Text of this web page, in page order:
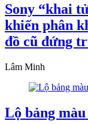
Sony “khai
khiến phân
đồ cũ đứng
Lâm Minh
Lộ bảng